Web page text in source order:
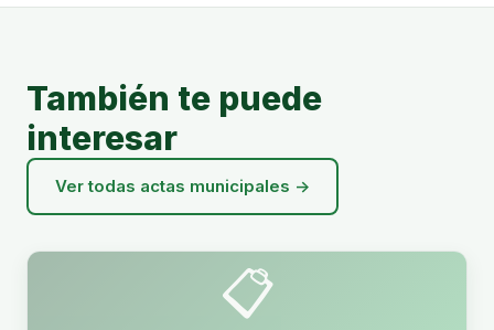
También te puede
interesar
Ver todas actas municipales →
📋